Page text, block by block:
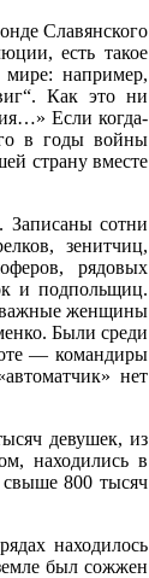
Славянского
есть такое
мире: например,
Как это ни
Если когда-
в годы войны
страну вместе
сотни
зенитчиц,
рядовых
и подпольщиц.
женщины
Были среди
— командиры
нет
девушек, из
находились в
800 тысяч
находилось
был сожжен